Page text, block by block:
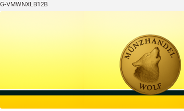
G-VMWNXLB12B